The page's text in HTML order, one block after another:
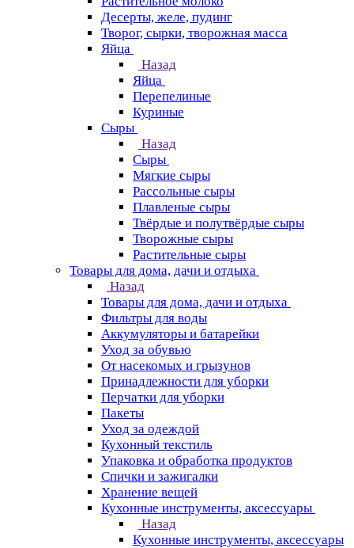
Десерты, желе, пудинг
Творог, сырки, творожная масса
Яйца
Назад
Яйца
Перепелиные
Куриные
Сыры
Назад
Сыры
Мягкие сыры
Рассольные сыры
Плавленые сыры
Твёрдые и полутвёрдые сыры
Творожные сыры
Растительные сыры
Товары для дома, дачи и отдыха
Назад
Товары для дома, дачи и отдыха
Фильтры для воды
Аккумуляторы и батарейки
Уход за обувью
От насекомых и грызунов
Принадлежности для уборки
Перчатки для уборки
Пакеты
Уход за одеждой
Кухонный текстиль
Упаковка и обработка продуктов
Спички и зажигалки
Хранение вещей
Кухонные инструменты, аксессуары
Назад
Кухонные инструменты, аксессуары